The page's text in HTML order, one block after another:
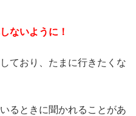
ないように！
ており、たまに行きたくな
るときに聞かれることがあ